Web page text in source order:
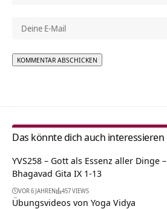
Das könnte dich auch interessieren
YVS258 – Gott als Essenz aller Dinge –
Bhagavad Gita IX 1-13
VOR 6 JAHREN 457 VIEWS
Übungsvideos von Yoga Vidya